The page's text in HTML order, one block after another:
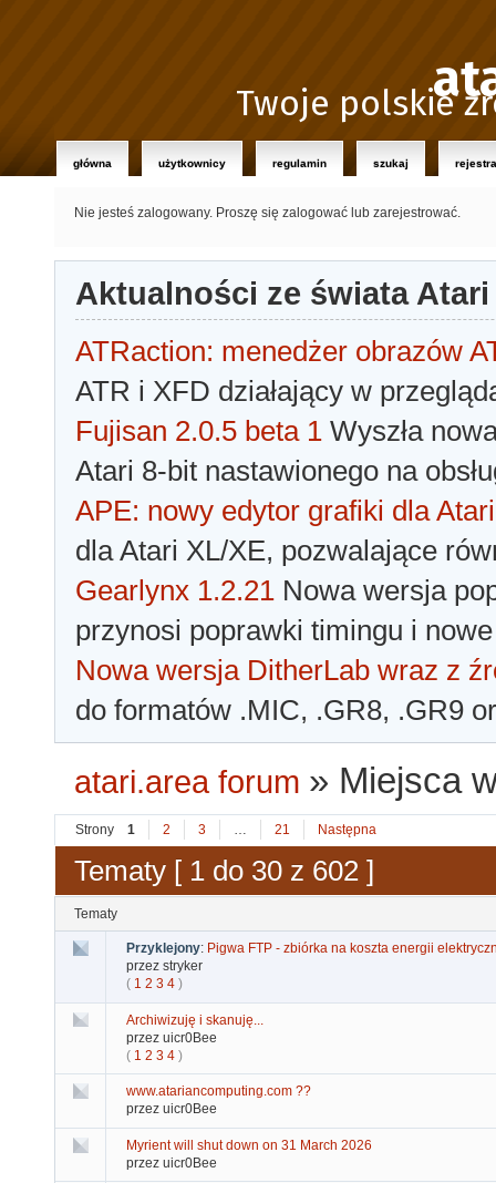
Twoje polskie
główna użytkownicy regulamin szukaj
Nie jesteś zalogowany. Proszę się zalogować lub zarejestrować.
Aktualności ze świata Atari
ATRaction: menedżer obrazów
ATR i XFD działający w
Fujisan 2.0.5 beta 1 Wyszła
Atari 8-bit nastawionego na
APE: nowy edytor grafiki dla Atari
dla Atari XL/XE, pozwalające
Gearlynx 1.2.21 Nowa wersja
przynosi poprawki timingu i
Nowa wersja DitherLab wraz z
do formatów .MIC, .GR8, .GR9
atari.area forum » Miejsca
Strony 1 2 3 … 21 Następna
Tematy [ 1 do 30 z 602 ]
Tematy
Przyklejony: Pigwa FTP - zbiórka na koszta energii
przez stryker
( 1 2 3 4 )
Archiwizuję i skanuję...
przez uicr0Bee
( 1 2 3 4 )
www.atariancomputing.com ??
przez uicr0Bee
Myrient will shut down on 31 March 2026
przez uicr0Bee